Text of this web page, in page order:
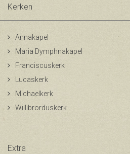
Kerken
Annakapel
Maria Dymphnakapel
Franciscuskerk
Lucaskerk
Michaelkerk
Willibrorduskerk
Extra